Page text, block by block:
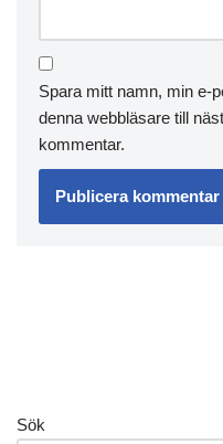
Spara mitt namn, min e-
denna webbläsare till
kommentar.
Sök